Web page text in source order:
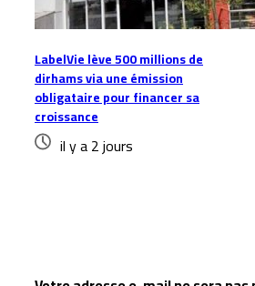
LabelVie lève 500 millions de
dirhams via une émission
obligataire pour financer sa
croissance
il y a 2 jours